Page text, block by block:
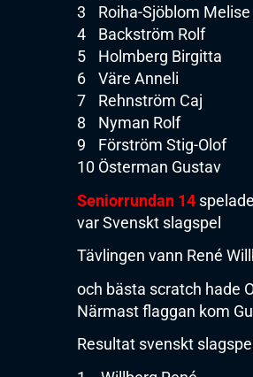
3
Roiha-Sjöblom Melise
4
Backström Rolf
5
Holmberg Birgitta
6
Väre Anneli
7
Rehnström Caj
8
Nyman Rolf
9
Förström Stig-Olof
10 Österman Gustav
Seniorrundan 14
var Svenskt slagspel
Tävlingen vann René
och bästa scratch hade
Närmast flaggan kom
Resultat svenskt